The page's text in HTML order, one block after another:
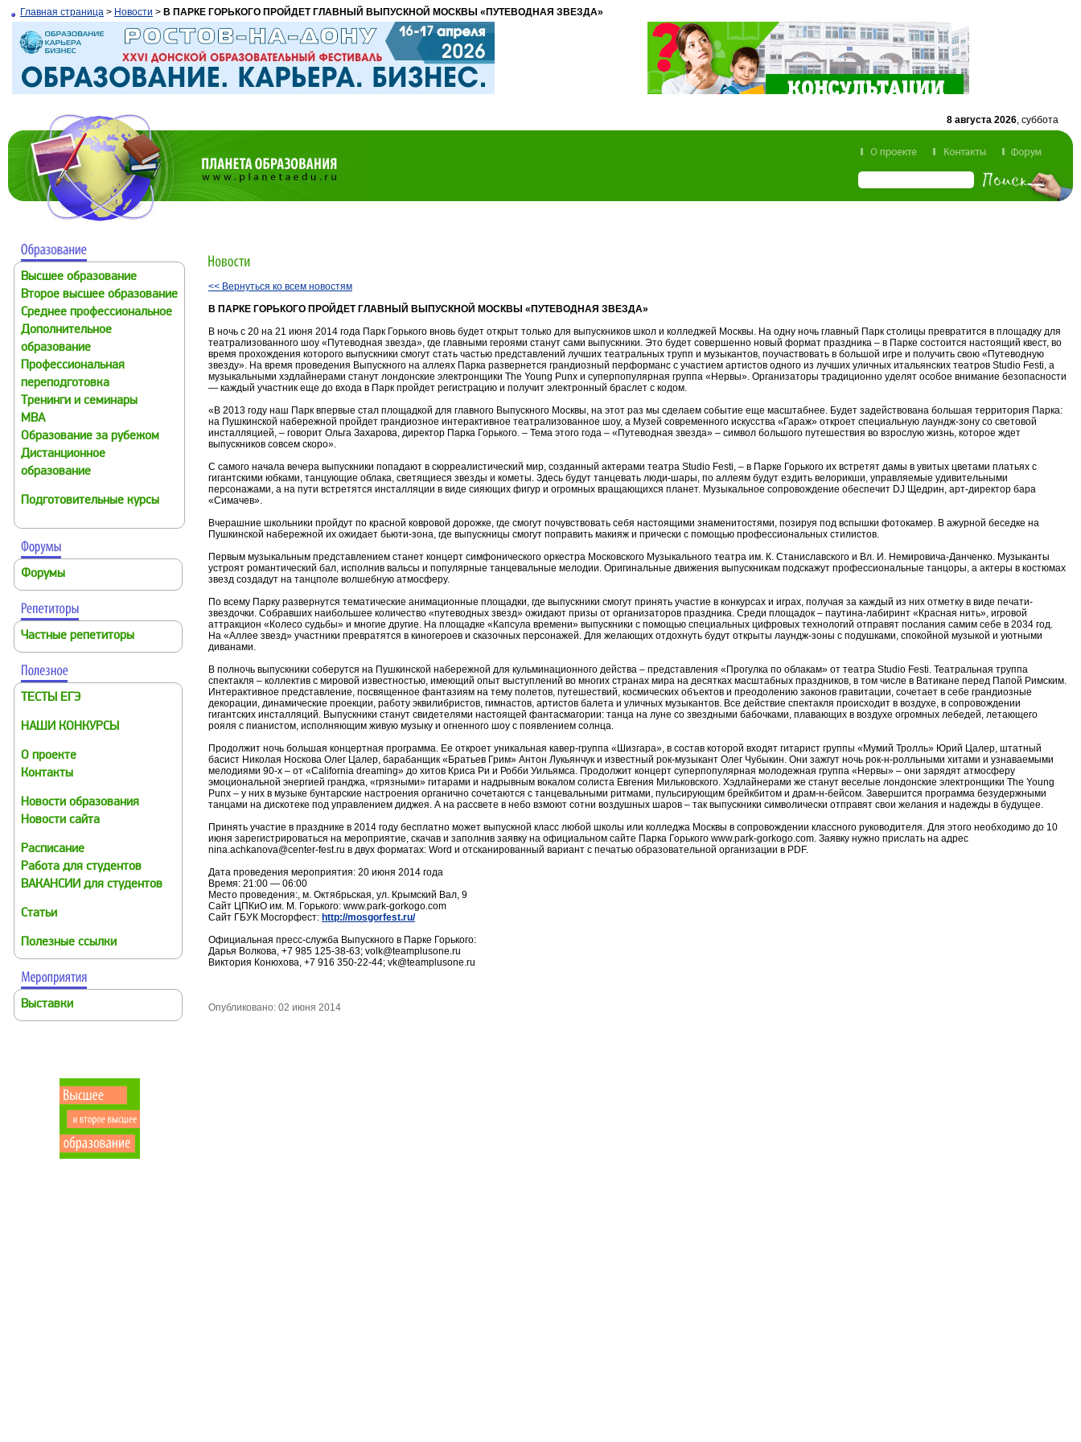
Главная страница > Новости > В ПАРКЕ ГОРЬКОГО ПРОЙДЕТ ГЛАВНЫЙ ВЫПУСКНОЙ МОСКВЫ «ПУТЕВОДНАЯ ЗВЕЗДА»
8 августа 2026, суббота
Высшее образование
Второе высшее образование
Среднее профессиональное
Дополнительное
образование
Профессиональная
переподготовка
Тренинги и семинары
MBA
Образование за рубежом
Дистанционное
образование
Подготовительные курсы
Форумы
Частные репетиторы
ТЕСТЫ ЕГЭ
НАШИ КОНКУРСЫ
О проекте
Контакты
Новости образования
Новости сайта
Расписание
Работа для студентов
ВАКАНСИИ для студентов
Статьи
Полезные ссылки
Выставки
<< Вернуться ко всем новостям
В ПАРКЕ ГОРЬКОГО ПРОЙДЕТ ГЛАВНЫЙ ВЫПУСКНОЙ МОСКВЫ «ПУТЕВОДНАЯ ЗВЕЗДА»
В ночь с 20 на 21 июня 2014 года Парк Горького вновь будет открыт только для выпускников школ и колледжей Москвы. На одну ночь главный Парк столицы превратится в площадку для
театрализованного шоу «Путеводная звезда», где главными героями станут сами выпускники. Это будет совершенно новый формат праздника – в Парке состоится настоящий квест, во
время прохождения которого выпускники смогут стать частью представлений лучших театральных трупп и музыкантов, поучаствовать в большой игре и получить свою «Путеводную
звезду». На время проведения Выпускного на аллеях Парка развернется грандиозный перформанс с участием артистов одного из лучших уличных итальянских театров Studio Festi, а
музыкальными хэдлайнерами станут лондонские электронщики The Young Punx и суперпопулярная группа «Нервы». Организаторы традиционно уделят особое внимание безопасности
— каждый участник еще до входа в Парк пройдет регистрацию и получит электронный браслет с кодом.
«В 2013 году наш Парк впервые стал площадкой для главного Выпускного Москвы, на этот раз мы сделаем событие еще масштабнее. Будет задействована большая территория Парка:
на Пушкинской набережной пройдет грандиозное интерактивное театрализованное шоу, а Музей современного искусства «Гараж» откроет специальную лаундж-зону со световой
инсталляцией, – говорит Ольга Захарова, директор Парка Горького. – Тема этого года – «Путеводная звезда» – символ большого путешествия во взрослую жизнь, которое ждет
выпускников совсем скоро».
С самого начала вечера выпускники попадают в сюрреалистический мир, созданный актерами театра Studio Festi, – в Парке Горького их встретят дамы в увитых цветами платьях с
гигантскими юбками, танцующие облака, светящиеся звезды и кометы. Здесь будут танцевать люди-шары, по аллеям будут ездить велорикши, управляемые удивительными
персонажами, а на пути встретятся инсталляции в виде сияющих фигур и огромных вращающихся планет. Музыкальное сопровождение обеспечит DJ Щедрин, арт-директор бара
«Симачев».
Вчерашние школьники пройдут по красной ковровой дорожке, где смогут почувствовать себя настоящими знаменитостями, позируя под вспышки фотокамер. В ажурной беседке на
Пушкинской набережной их ожидает бьюти-зона, где выпускницы смогут поправить макияж и прически с помощью профессиональных стилистов.
Первым музыкальным представлением станет концерт симфонического оркестра Московского Музыкального театра им. К. Станиславского и Вл. И. Немировича-Данченко. Музыканты
устроят романтический бал, исполнив вальсы и популярные танцевальные мелодии. Оригинальные движения выпускникам подскажут профессиональные танцоры, а актеры в костюмах
звезд создадут на танцполе волшебную атмосферу.
По всему Парку развернутся тематические анимационные площадки, где выпускники смогут принять участие в конкурсах и играх, получая за каждый из них отметку в виде печати-
звездочки. Собравших наибольшее количество «путеводных звезд» ожидают призы от организаторов праздника. Среди площадок – паутина-лабиринт «Красная нить», игровой
аттракцион «Колесо судьбы» и многие другие. На площадке «Капсула времени» выпускники с помощью специальных цифровых технологий отправят послания самим себе в 2034 год.
На «Аллее звезд» участники превратятся в киногероев и сказочных персонажей. Для желающих отдохнуть будут открыты лаундж-зоны с подушками, спокойной музыкой и уютными
диванами.
В полночь выпускники соберутся на Пушкинской набережной для кульминационного действа – представления «Прогулка по облакам» от театра Studio Festi. Театральная труппа
спектакля – коллектив с мировой известностью, имеющий опыт выступлений во многих странах мира на десятках масштабных праздников, в том числе в Ватикане перед Папой Римским.
Интерактивное представление, посвященное фантазиям на тему полетов, путешествий, космических объектов и преодолению законов гравитации, сочетает в себе грандиозные
декорации, динамические проекции, работу эквилибристов, гимнастов, артистов балета и уличных музыкантов. Все действие спектакля происходит в воздухе, в сопровождении
гигантских инсталляций. Выпускники станут свидетелями настоящей фантасмагории: танца на луне со звездными бабочками, плавающих в воздухе огромных лебедей, летающего
рояля с пианистом, исполняющим живую музыку и огненного шоу с появлением солнца.
Продолжит ночь большая концертная программа. Ее откроет уникальная кавер-группа «Шизгара», в состав которой входят гитарист группы «Мумий Тролль» Юрий Цалер, штатный
басист Николая Носкова Олег Цалер, барабанщик «Братьев Грим» Антон Лукьянчук и известный рок-музыкант Олег Чубыкин. Они зажгут ночь рок-н-ролльными хитами и узнаваемыми
мелодиями 90-х – от «California dreaming» до хитов Криса Ри и Робби Уильямса. Продолжит концерт суперпопулярная молодежная группа «Нервы» – они зарядят атмосферу
эмоциональной энергией гранджа, «грязными» гитарами и надрывным вокалом солиста Евгения Мильковского. Хэдлайнерами же станут веселые лондонские электронщики The Young
Punx – у них в музыке бунтарские настроения органично сочетаются с танцевальными ритмами, пульсирующим брейкбитом и драм-н-бейсом. Завершится программа безудержными
танцами на дискотеке под управлением диджея. А на рассвете в небо взмоют сотни воздушных шаров – так выпускники символически отправят свои желания и надежды в будущее.
Принять участие в празднике в 2014 году бесплатно может выпускной класс любой школы или колледжа Москвы в сопровождении классного руководителя. Для этого необходимо до 10
июня зарегистрироваться на мероприятие, скачав и заполнив заявку на официальном сайте Парка Горького www.park-gorkogo.com. Заявку нужно прислать на адрес
nina.achkanova@center-fest.ru в двух форматах: Word и отсканированный вариант с печатью образовательной организации в PDF.
Дата проведения мероприятия: 20 июня 2014 года
Время: 21:00 — 06:00
Место проведения:, м. Октябрьская, ул. Крымский Вал, 9
Сайт ЦПКиО им. М. Горького: www.park-gorkogo.com
Сайт ГБУК Мосгорфест: http://mosgorfest.ru/
Официальная пресс-служба Выпускного в Парке Горького:
Дарья Волкова, +7 985 125-38-63; volk@teamplusone.ru
Виктория Конюхова, +7 916 350-22-44; vk@teamplusone.ru
Опубликовано: 02 июня 2014